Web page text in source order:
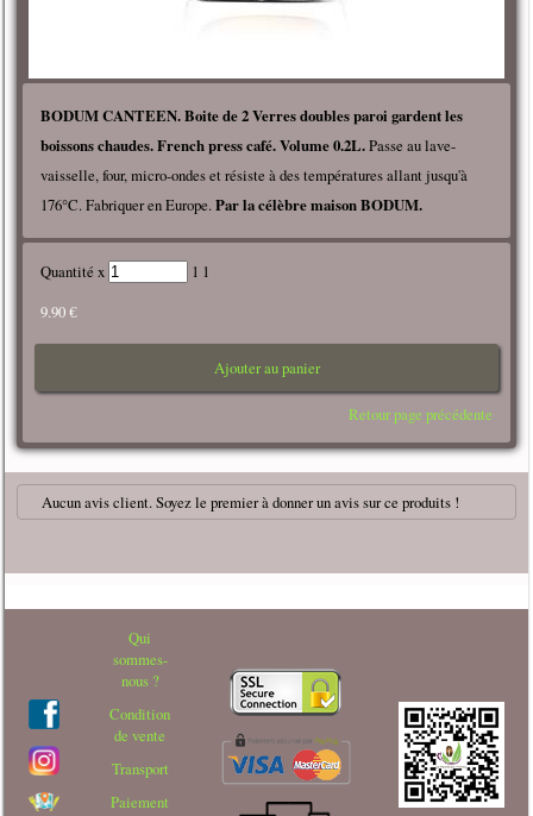
BODUM CANTEEN. Boite de 2 Verres doubles paroi gardent les
boissons chaudes. French press café. Volume 0.2L.Passe au lave-
vaisselle, four, micro-ondes et résiste à des températures allant jusqu'à
176°C. Fabriquer en Europe.Par la célèbre maison BODUM.
Quantité x
1 1
9.90 €
Ajouter au panier
Retour page précédente
Aucun avis client. Soyez le premier à donner un avis sur ce produits !
Qui
sommes-
nous ?
Condition
de vente
Transport
Paiement